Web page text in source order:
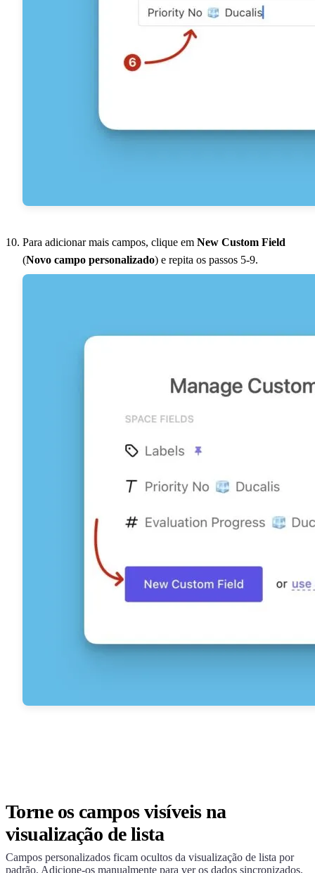
Para adicionar mais campos, clique em New Custom Field
(Novo campo personalizado) e repita os passos 5-9.
Torne os campos visíveis na
visualização de lista
Campos personalizados ficam ocultos da visualização de lista por
padrão. Adicione-os manualmente para ver os dados sincronizados.